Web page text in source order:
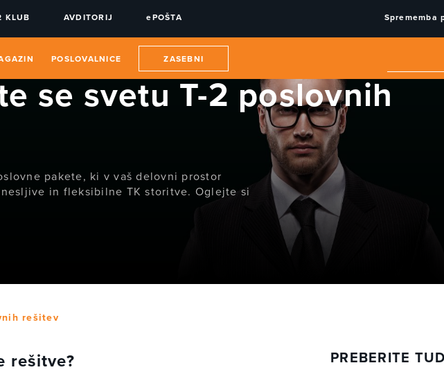
KLUB AVDITORIJ ePOŠTA Sprememba
POSLOVALNICE ZASEBNI
se svetu T-2 poslovnih
pakete, ki v vaš delovni prostor
in fleksibilne TK storitve. Oglejte si
rešitev
rešitve? PREBERITE